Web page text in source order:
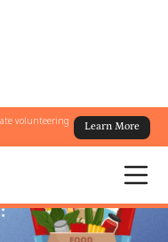
volunteering
Learn More